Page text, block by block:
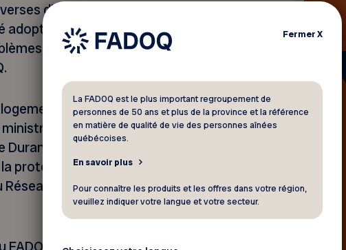
dispositions législatives en
aujourd’hui, ne permettra
affligeant les locataires
nous estimons que le
responsable de
manquent une
protection des locataires
FADOQ, Gisèle Tassé-
FermerX
La FADOQ est le plus important regroupement de
personnes de 50 ans et plus de la province et la référence
en matière de qualité de vie des personnes aînées
québécoises.
En savoir plus
Pour connaître les produits et les offres dans votre région,
veuillez indiquer votre langue et votre secteur.